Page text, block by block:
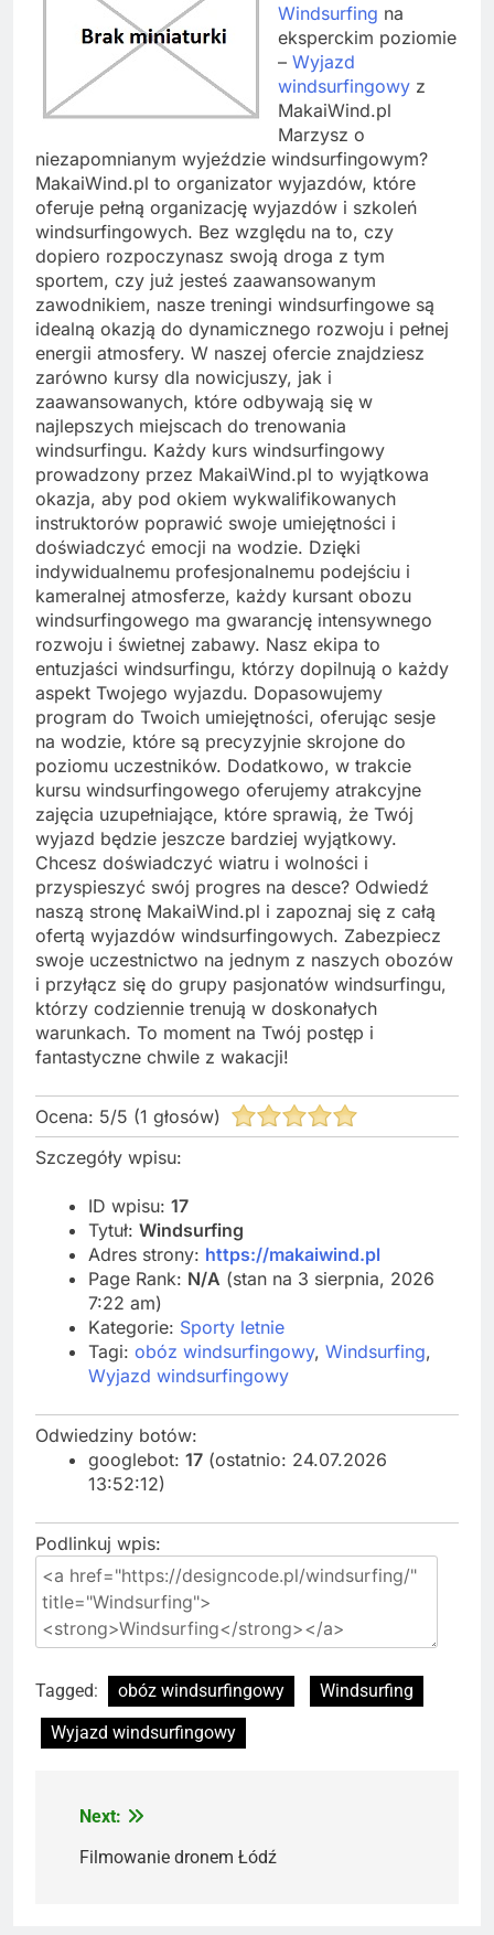
Windsurfing na
eksperckim poziomie
– Wyjazd
windsurfingowy z
MakaiWind.pl
Marzysz o
niezapomnianym wyjeździe windsurfingowym?
MakaiWind.pl to organizator wyjazdów, które
oferuje pełną organizację wyjazdów i szkoleń
windsurfingowych. Bez względu na to, czy
dopiero rozpoczynasz swoją droga z tym
sportem, czy już jesteś zaawansowanym
zawodnikiem, nasze treningi windsurfingowe są
idealną okazją do dynamicznego rozwoju i pełnej
energii atmosfery. W naszej ofercie znajdziesz
zarówno kursy dla nowicjuszy, jak i
zaawansowanych, które odbywają się w
najlepszych miejscach do trenowania
windsurfingu. Każdy kurs windsurfingowy
prowadzony przez MakaiWind.pl to wyjątkowa
okazja, aby pod okiem wykwalifikowanych
instruktorów poprawić swoje umiejętności i
doświadczyć emocji na wodzie. Dzięki
indywidualnemu profesjonalnemu podejściu i
kameralnej atmosferze, każdy kursant obozu
windsurfingowego ma gwarancję intensywnego
rozwoju i świetnej zabawy. Nasz ekipa to
entuzjaści windsurfingu, którzy dopilnują o każdy
aspekt Twojego wyjazdu. Dopasowujemy
program do Twoich umiejętności, oferując sesje
na wodzie, które są precyzyjnie skrojone do
poziomu uczestników. Dodatkowo, w trakcie
kursu windsurfingowego oferujemy atrakcyjne
zajęcia uzupełniające, które sprawią, że Twój
wyjazd będzie jeszcze bardziej wyjątkowy.
Chcesz doświadczyć wiatru i wolności i
przyspieszyć swój progres na desce? Odwiedź
naszą stronę MakaiWind.pl i zapoznaj się z całą
ofertą wyjazdów windsurfingowych. Zabezpiecz
swoje uczestnictwo na jednym z naszych obozów
i przyłącz się do grupy pasjonatów windsurfingu,
którzy codziennie trenują w doskonałych
warunkach. To moment na Twój postęp i
fantastyczne chwile z wakacji!
Ocena: 5/5 (1 głosów)
Szczegóły wpisu:
ID wpisu: 17
Tytuł: Windsurfing
Adres strony: https://makaiwind.pl
Page Rank: N/A (stan na 3 sierpnia, 2026
7:22 am)
Kategorie: Sporty letnie
Tagi: obóz windsurfingowy, Windsurfing,
Wyjazd windsurfingowy
Odwiedziny botów:
googlebot: 17 (ostatnio: 24.07.2026
13:52:12)
Podlinkuj wpis:
Tagged: obóz windsurfingowy
Windsurfing
Wyjazd windsurfingowy
Nawigacja
wpisu
Next:
Filmowanie dronem Łódź